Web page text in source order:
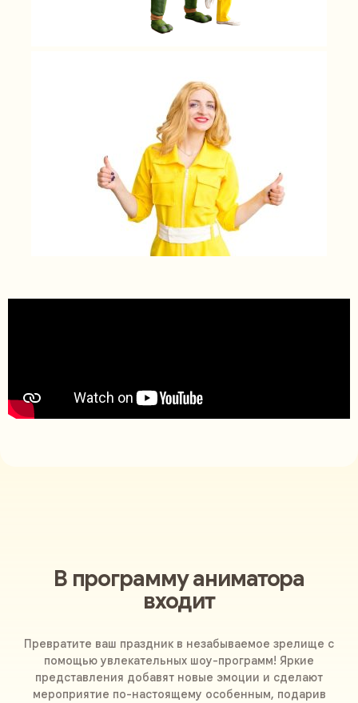
В программу аниматора
входит
Превратите ваш праздник в незабываемое зрелище с
помощью увлекательных шоу-программ! Яркие
представления добавят новые эмоции и сделают
мероприятие по-настоящему особенным, подарив